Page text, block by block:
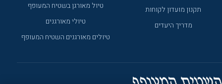
תקנון מועדון לקוחות
מדריך היעדים
טיול מאורגן בשטיח המעופף
טיולי מאורגנים
טיולים מאורגנים השטיח המעופף